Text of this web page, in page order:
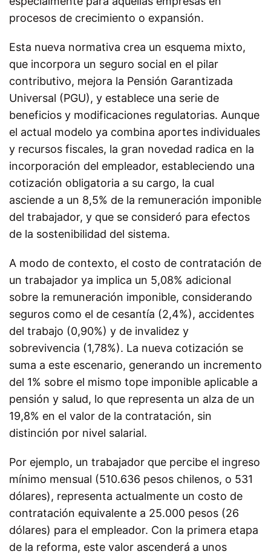
procesos de crecimiento o expansión.
Esta nueva normativa crea un esquema mixto,
que incorpora un seguro social en el pilar
contributivo, mejora la Pensión Garantizada
Universal (PGU), y establece una serie de
beneficios y modificaciones regulatorias. Aunque
el actual modelo ya combina aportes individuales
y recursos fiscales, la gran novedad radica en la
incorporación del empleador, estableciendo una
cotización obligatoria a su cargo, la cual
asciende a un 8,5% de la remuneración imponible
del trabajador, y que se consideró para efectos
de la sostenibilidad del sistema.
A modo de contexto, el costo de contratación de
un trabajador ya implica un 5,08% adicional
sobre la remuneración imponible, considerando
seguros como el de cesantía (2,4%), accidentes
del trabajo (0,90%) y de invalidez y
sobrevivencia (1,78%). La nueva cotización se
suma a este escenario, generando un incremento
del 1% sobre el mismo tope imponible aplicable a
pensión y salud, lo que representa un alza de un
19,8% en el valor de la contratación, sin
distinción por nivel salarial.
Por ejemplo, un trabajador que percibe el ingreso
mínimo mensual (510.636 pesos chilenos, o 531
dólares), representa actualmente un costo de
contratación equivalente a 25.000 pesos (26
dólares) para el empleador. Con la primera etapa
de la reforma, este valor ascenderá a unos